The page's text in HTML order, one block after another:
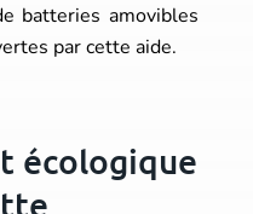
batteries amovibles
par cette aide.
écologique